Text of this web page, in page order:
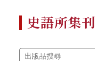
史語所集刊